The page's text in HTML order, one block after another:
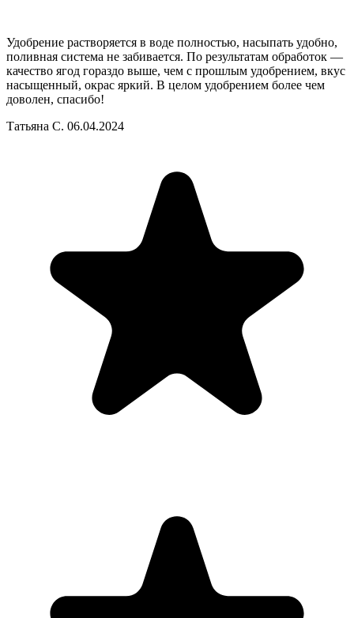
Удобрение растворяется в воде полностью, насыпать удобно,
поливная система не забивается. По результатам обработок —
качество ягод гораздо выше, чем с прошлым удобрением, вкус
насыщенный, окрас яркий. В целом удобрением более чем
доволен, спасибо!
Татьяна С. 06.04.2024